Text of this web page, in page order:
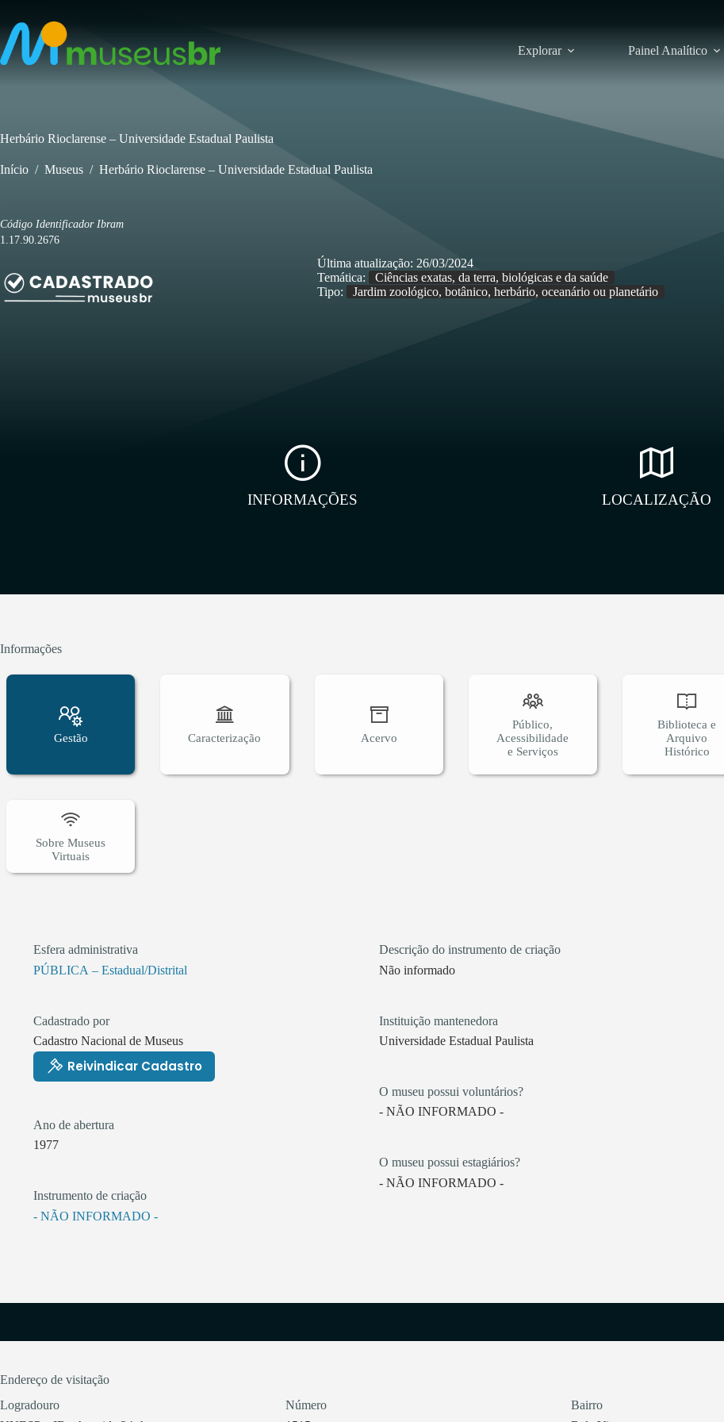
para
conteúdo
Explorar Painel Analítico
Herbário Rioclarense – Universidade Estadual Paulista
Início / Museus / Herbário Rioclarense – Universidade Estadual Paulista
Código Identificador Ibram
1.17.90.2676
Última atualização: 26/03/2024
Temática:
Ciências exatas, da terra, biológicas e da saúde
Tipo:
Jardim zoológico, botânico, herbário, oceanário ou planetário
INFORMAÇÕES LOCALIZAÇÃO
Informações
Gestão
Esfera administrativa
PÚBLICA – Estadual/Distrital
Cadastrado por
Cadastro Nacional de Museus
Reivindicar Cadastro
Ano de abertura
1977
Instrumento de criação
- NÃO INFORMADO -
Descrição do instrumento de criação
Não informado
Instituição mantenedora
Universidade Estadual Paulista
O museu possui voluntários?
- NÃO INFORMADO -
O museu possui estagiários?
- NÃO INFORMADO -
Caracterização Acervo
Público,
Acessibilidade
e Serviços
Biblioteca e
Arquivo
Histórico
Sobre Museus
Virtuais
Endereço de visitação
Logradouro
Número
Bairro